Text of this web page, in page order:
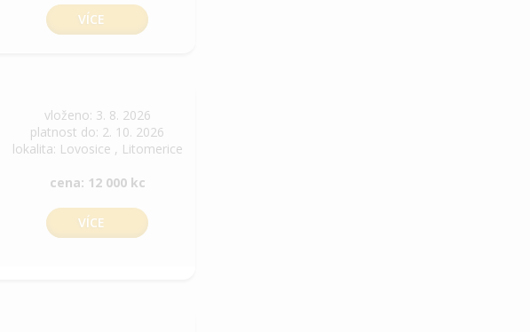
VÍCE
vloženo: 3. 8. 2026
platnost do: 2. 10. 2026
lokalita: Lovosice , Litomerice
cena: 12 000 kc
VÍCE